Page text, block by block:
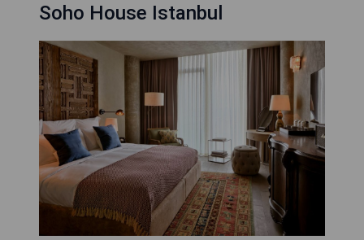
Soho House Istanbul